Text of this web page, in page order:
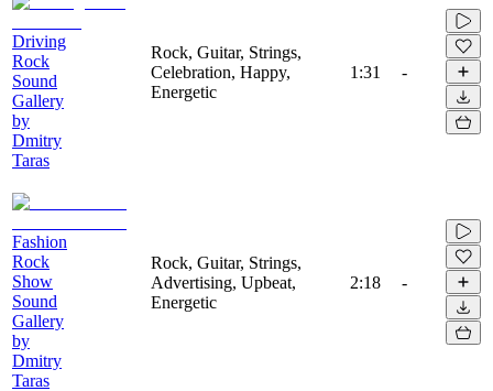
Driving
Rock
Sound
Gallery
by
Dmitry
Taras
Rock, Guitar, Strings,
Celebration, Happy,
Energetic
1:31 -
Fashion
Rock
Show
Sound
Gallery
by
Dmitry
Taras
Rock, Guitar, Strings,
Advertising, Upbeat,
Energetic
2:18 -